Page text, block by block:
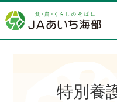
特別養